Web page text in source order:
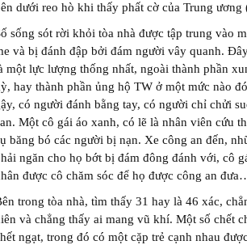
dưới reo hò khi thấy phất cờ của Trung ương
sống sót rời khỏi tòa nhà được tập trung vào
và bị đánh đập bởi đám người vây quanh.
một lực lượng thống nhất, ngoài thành phần
hay thành phần ủng hộ TW ở một mức nào
có người đánh bằng tay, có người chỉ chửi
Một cô gái áo xanh, có lẽ là nhân viên cứu
băng bó các người bị nạn. Xe công an đến,
ngăn cho họ bớt bị đám đông đánh với, cô
được cô chăm sóc để họ được công an
trong tòa nhà, tìm thấy 31 hay là 46 xác,
và chẳng thấy ai mang vũ khí. Một số chết
ngạt, trong đó có một cặp trẻ cạnh nhau